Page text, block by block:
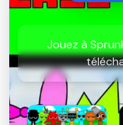
Jouez à